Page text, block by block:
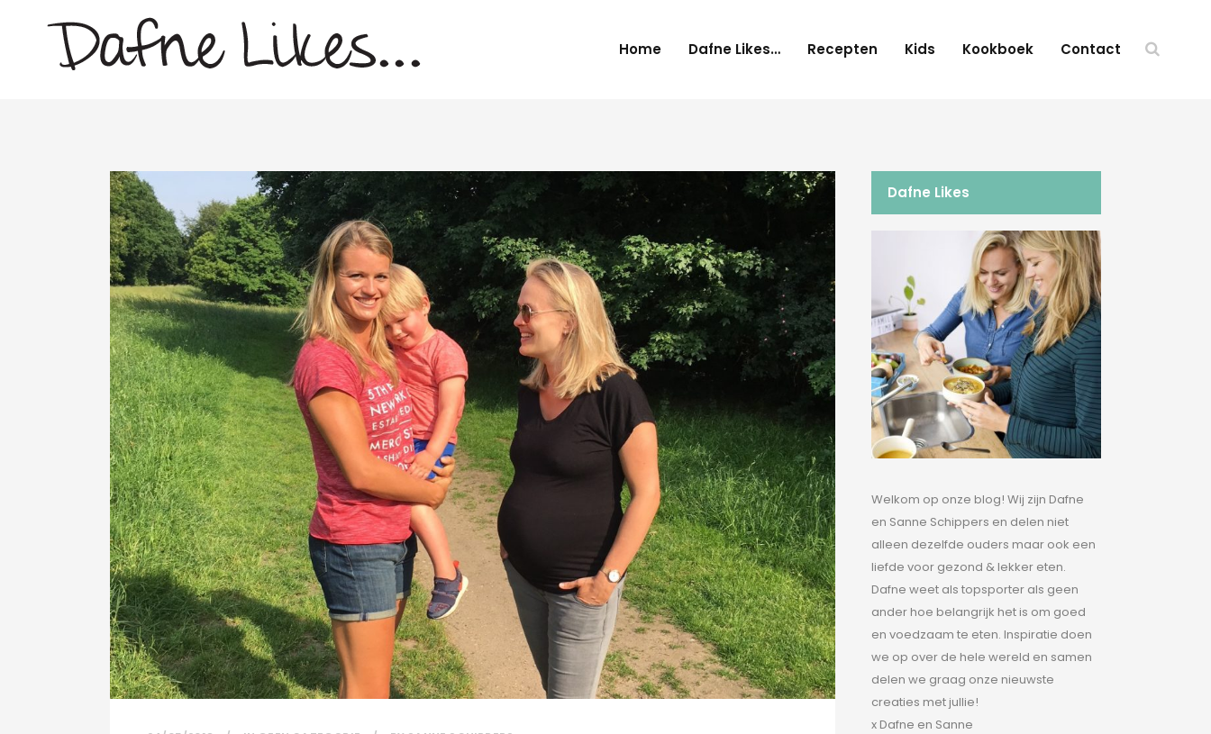
Home Dafne Likes… Recepten Kids Kookboek Contact
Dafne Likes
Welkom op onze blog! Wij zijn Dafne
en Sanne Schippers en delen niet
alleen dezelfde ouders maar ook een
liefde voor gezond & lekker eten.
Dafne weet als topsporter als geen
ander hoe belangrijk het is om goed
en voedzaam te eten. Inspiratie doen
we op over de hele wereld en samen
delen we graag onze nieuwste
creaties met jullie!
x Dafne en Sanne